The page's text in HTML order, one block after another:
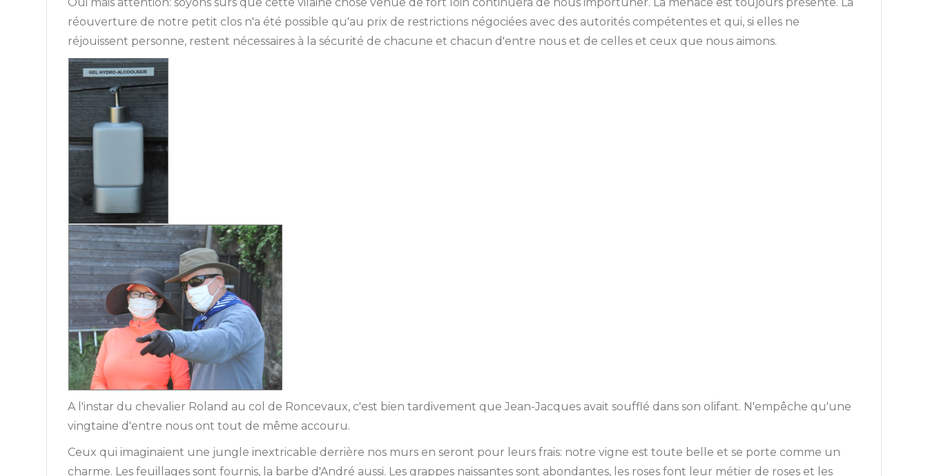
réouverture de notre petit clos n'a été possible qu'au prix de restrictions négociées avec des autorités compétentes et qui, si elles ne
réjouissent personne, restent nécessaires à la sécurité de chacune et chacun d'entre nous et de celles et ceux que nous aimons.
A l'instar du chevalier Roland au col de Roncevaux, c'est bien tardivement que Jean-Jacques avait soufflé dans son olifant. N'empêche qu'une
vingtaine d'entre nous ont tout de même accouru.
Ceux qui imaginaient une jungle inextricable derrière nos murs en seront pour leurs frais: notre vigne est toute belle et se porte comme un
charme. Les feuillages sont fournis, la barbe d'André aussi. Les grappes naissantes sont abondantes, les roses font leur métier de roses et les